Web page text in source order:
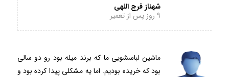
شهناز فرج اللهی
9 روز پس از تعمیر
ماشین لباسشویی ما که برند میله بود رو دو سالی
بود که خریده بودیم. اما یه مشکلی پیدا کرده بود و